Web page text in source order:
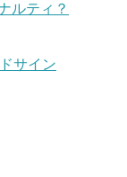
ルティ？
サイン